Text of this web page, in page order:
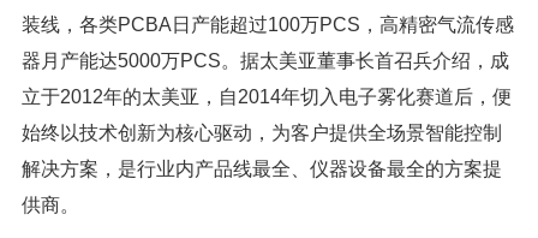
装线，各类PCBA日产能超过100万PCS，高精密气流传感
器月产能达5000万PCS。据太美亚董事长首召兵介绍，成
立于2012年的太美亚，自2014年切入电子雾化赛道后，便
始终以技术创新为核心驱动，为客户提供全场景智能控制
解决方案，是行业内产品线最全、仪器设备最全的方案提
供商。